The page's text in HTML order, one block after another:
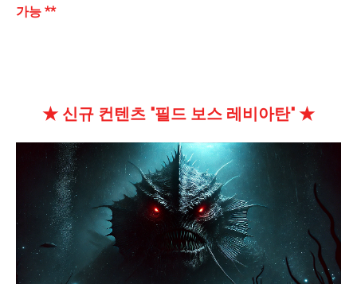
가능 **
★ 신규 컨텐츠 "필드 보스 레비아탄" ★